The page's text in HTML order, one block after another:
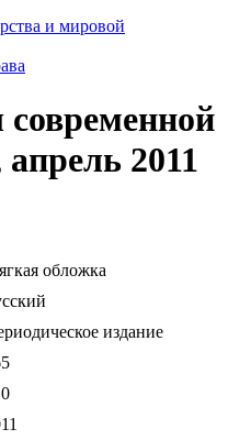
и мировой
2011
обложка
издание